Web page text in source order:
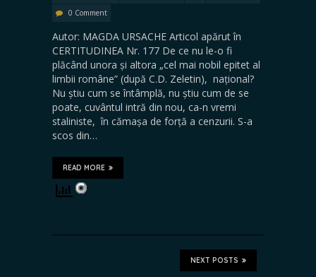
0 Comment
Autor: MAGDA URSACHE Articol apărut în
CERTITUDINEA Nr. 177 De ce nu le-o fi
plăcând unora și altora „cel mai nobil epitet al
limbii române” (după C.D. Zeletin), național?
Nu știu cum se întâmplă, nu știu cum de se
poate, cuvântul intră din nou, ca-n vremi
staliniste, în cămașa de forță a cenzurii. S-a
scos din…
READ MORE
NEXT POSTS